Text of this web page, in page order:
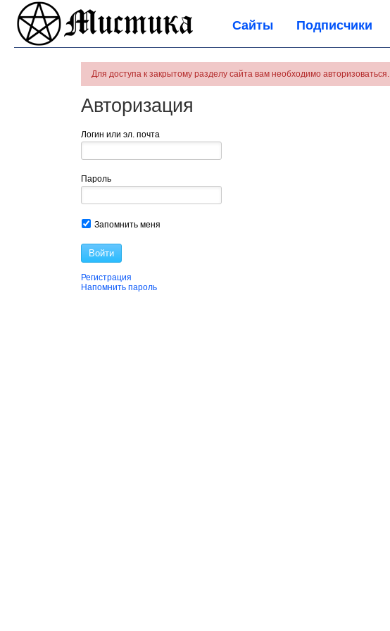
Сайты Подписчики
Для доступа к закрытому разделу сайта вам необходимо авторизоваться.
Авторизация
Логин или эл. почта
Пароль
Запомнить меня
Войти
Регистрация
Напомнить пароль